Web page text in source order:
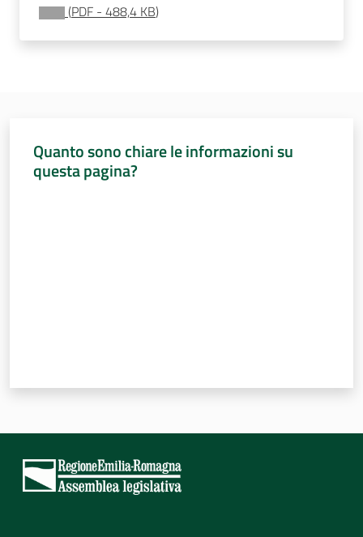
legislativa
Per i media
(PDF - 488,4 KB)
Quanto sono chiare le informazioni su
questa pagina?